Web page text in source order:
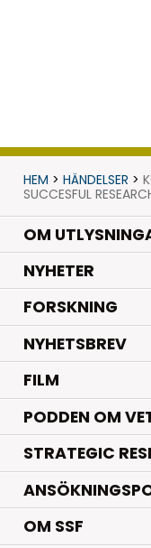
HEM > HÄNDELSER >
SUCCESFUL
OM
NYHETER.
FORSKNING.
NYHETSBREV
FILM
PODDEN OM
STRATEGIC
OM SSF